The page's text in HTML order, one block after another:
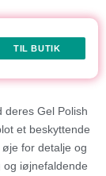
TIL BUTIK
deres Gel Polish
et beskyttende
for detalje og
og iøjnefaldende